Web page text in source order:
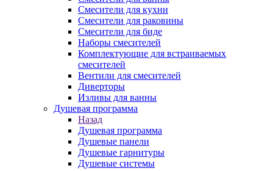
Смесители для кухни
Смесители для раковины
Смесители для биде
Наборы смесителей
Комплектующие для встраиваемых
смесителей
Вентили для смесителей
Диверторы
Изливы для ванны
Душевая программа
Назад
Душевая программа
Душевые панели
Душевые гарнитуры
Душевые системы